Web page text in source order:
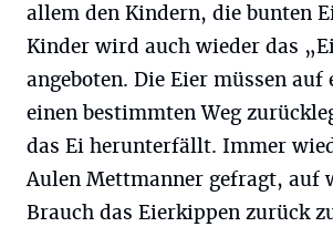
allem den Kindern, die bunten
Kinder wird auch wieder das
angeboten. Die Eier müssen
einen bestimmten Weg
das Ei herunterfällt. Immer
Aulen Mettmanner gefragt, auf
Brauch das Eierkippen zurück